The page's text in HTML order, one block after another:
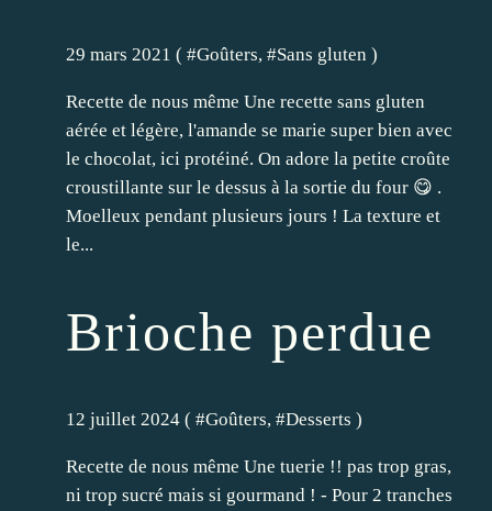
29 mars 2021 ( #Goûters, #Sans gluten )
Recette de nous même Une recette sans gluten
aérée et légère, l'amande se marie super bien avec
le chocolat, ici protéiné. On adore la petite croûte
croustillante sur le dessus à la sortie du four 😋 .
Moelleux pendant plusieurs jours ! La texture et
le...
Brioche perdue
12 juillet 2024 ( #Goûters, #Desserts )
Recette de nous même Une tuerie !! pas trop gras,
ni trop sucré mais si gourmand ! - Pour 2 tranches